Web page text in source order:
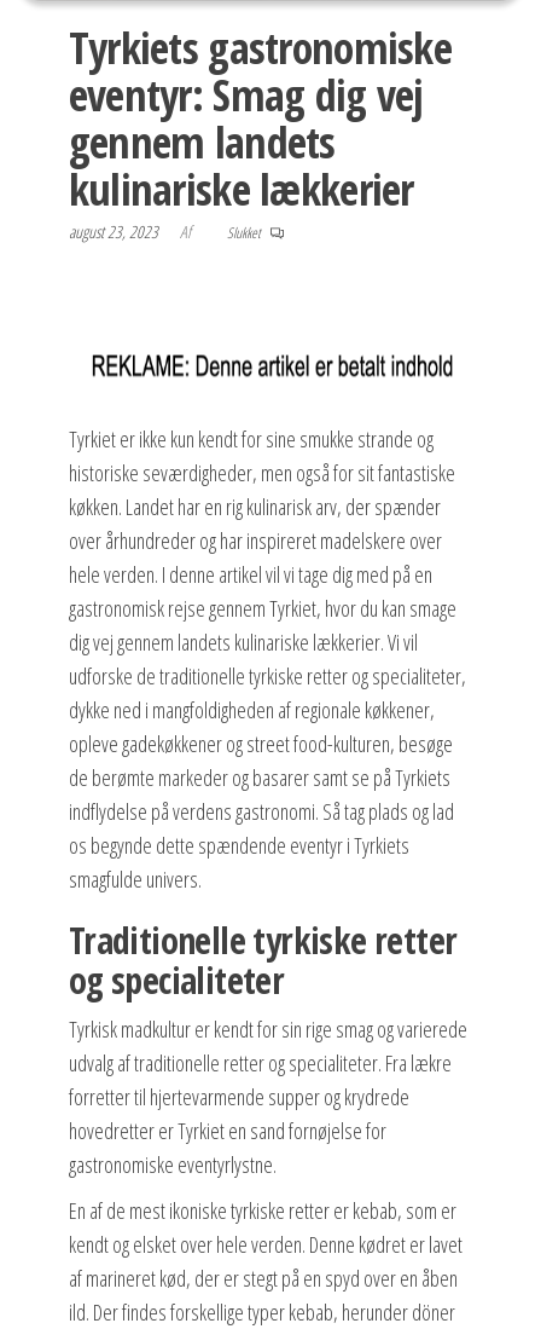
Tyrkiets gastronomiske
eventyr: Smag dig vej
gennem landets
kulinariske lækkerier
august 23, 2023 Af Slukket
Tyrkiet er ikke kun kendt for sine smukke strande og
historiske seværdigheder, men også for sit fantastiske
køkken. Landet har en rig kulinarisk arv, der spænder
over århundreder og har inspireret madelskere over
hele verden. I denne artikel vil vi tage dig med på en
gastronomisk rejse gennem Tyrkiet, hvor du kan smage
dig vej gennem landets kulinariske lækkerier. Vi vil
udforske de traditionelle tyrkiske retter og specialiteter,
dykke ned i mangfoldigheden af regionale køkkener,
opleve gadekøkkener og street food-kulturen, besøge
de berømte markeder og basarer samt se på Tyrkiets
indflydelse på verdens gastronomi. Så tag plads og lad
os begynde dette spændende eventyr i Tyrkiets
smagfulde univers.
Traditionelle tyrkiske retter
og specialiteter
Tyrkisk madkultur er kendt for sin rige smag og varierede
udvalg af traditionelle retter og specialiteter. Fra lækre
forretter til hjertevarmende supper og krydrede
hovedretter er Tyrkiet en sand fornøjelse for
gastronomiske eventyrlystne.
En af de mest ikoniske tyrkiske retter er kebab, som er
kendt og elsket over hele verden. Denne kødret er lavet
af marineret kød, der er stegt på en spyd over en åben
ild. Der findes forskellige typer kebab, herunder döner